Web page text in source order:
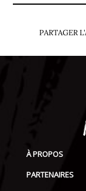
PARTAGER
À PROPOS
PARTENAIRES